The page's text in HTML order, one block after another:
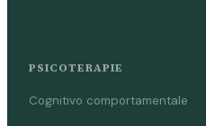
PSICOTERAPIE
Cognitivo comportamentale